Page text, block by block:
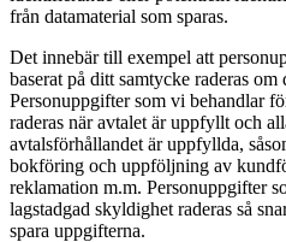
från datamaterial som sparas.
Det innebär till exempel att
baserat på ditt samtycke raderas
Personuppgifter som vi behandlar
raderas när avtalet är uppfyllt och
avtalsförhållandet är uppfyllda,
bokföring och uppföljning av
reklamation m.m. Personuppgifter
lagstadgad skyldighet raderas så
spara uppgifterna.